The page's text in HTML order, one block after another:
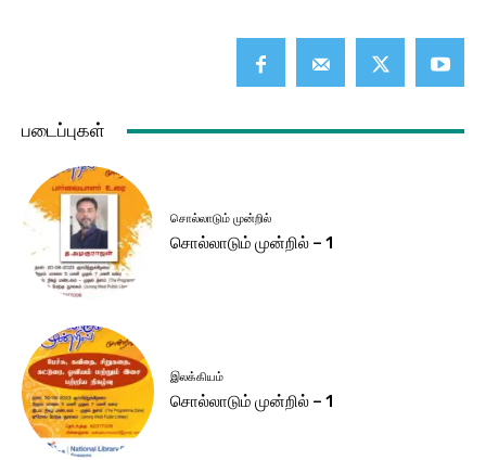
படைப்புகள்
சொல்லாடும் முன்றில்
சொல்லாடும் முன்றில் – 1
இலக்கியம்
சொல்லாடும் முன்றில் – 1